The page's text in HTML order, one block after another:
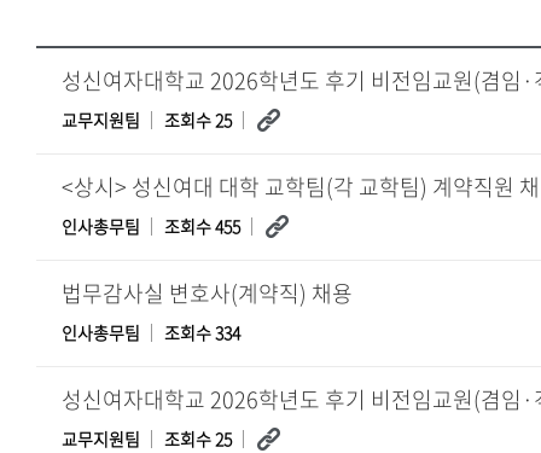
교무지원팀 조회수 25
<상시> 성신여대 대학 교학팀(각 교학팀) 계약직원
인사총무팀 조회수 455
법무감사실 변호사(계약직) 채용
인사총무팀 조회수 334
교무지원팀 조회수 25